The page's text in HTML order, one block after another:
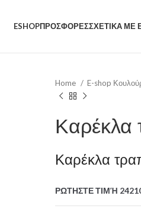
ESHOPΠΡΟΣΦΟΡΕΣΣΧΕΤΙΚΑ ΜΕ
Home E-shop
Καρέκλα
Καρέκλα
ΡΩΤΗΣΤΕ ΤΙΜΉ